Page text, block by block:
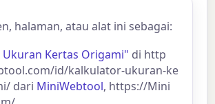
halaman, atau alat ini sebagai:
Kertas Origami" di http
id/kalkulator-ukuran-ke
dari MiniWebtool, https://Mini